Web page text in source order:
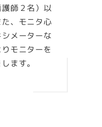
師２名）以
、モニタ心
メーターな
モニターを
ます。